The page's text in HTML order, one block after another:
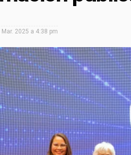
Mar. 2025 a 4:38 pm